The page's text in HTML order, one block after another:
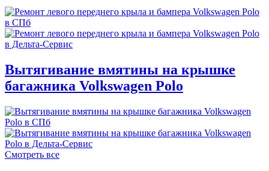
Вытягивание вмятины на крышке
багажника Volkswagen Polo
Смотреть все